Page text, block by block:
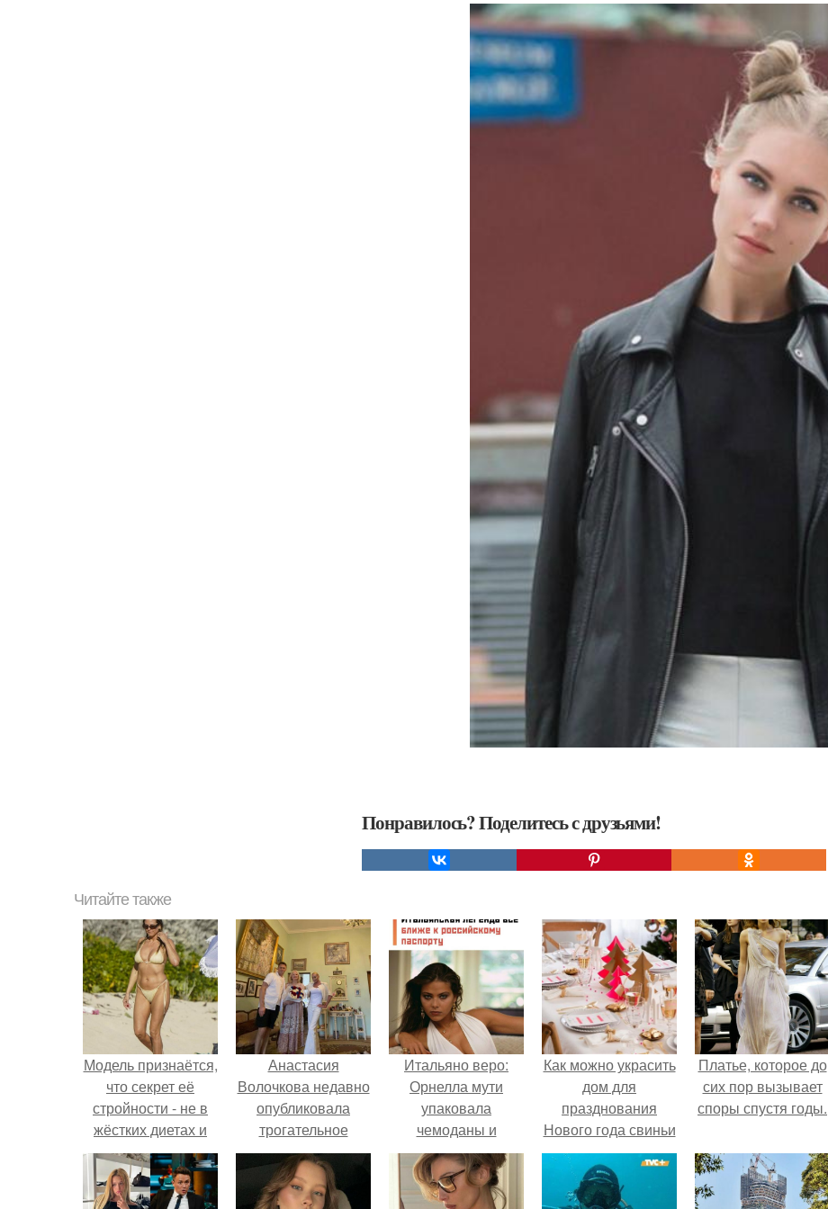
Понравилось? Поделитесь с друзьями!
Читайте также
Модель признаётся,
что секрет её
стройности - не в
жёстких диетах и
изматывающих
тренировках, а в
регулярном
Анастасия
Волочкова недавно
опубликовала
трогательное
совместное фото
со своей мамой, к
которой она
Итальяно веро:
Орнелла мути
упаковала
чемоданы и
готовится
обзавестись
красным
Как можно украсить
дом для
празднования
Нового года свиньи
Платье, которое до
сих пор вызывает
споры спустя годы.